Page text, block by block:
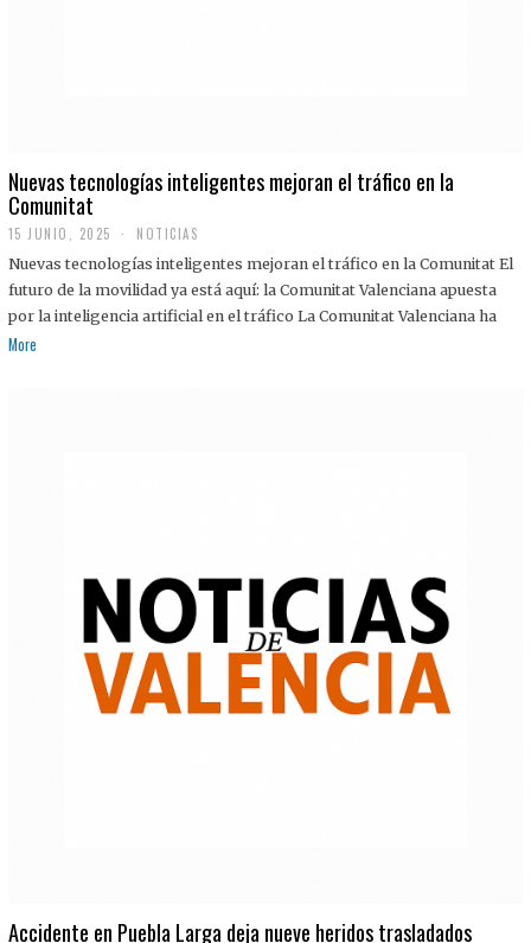
Nuevas tecnologías inteligentes mejoran el tráfico en la
Comunitat
15 JUNIO, 2025 NOTICIAS
Nuevas tecnologías inteligentes mejoran el tráfico en la Comunitat El
futuro de la movilidad ya está aquí: la Comunitat Valenciana apuesta
por la inteligencia artificial en el tráfico La Comunitat Valenciana ha
More
Accidente en Puebla Larga deja nueve heridos trasladados